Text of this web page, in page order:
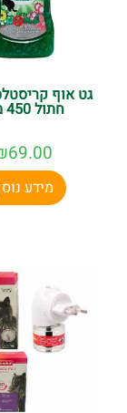
גט אוף
חתול 450 מ"ל
69.00
מידע